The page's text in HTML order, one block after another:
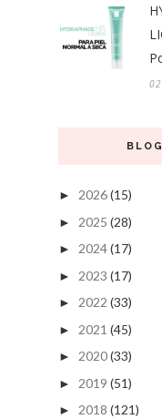
► 2026(15)
► 2025 (28)
► 2024(17)
► 2023 (17)
► 2022 (33)
► 2021 (45)
► 2020(33)
► 2019 (51)
► 2018 (121)